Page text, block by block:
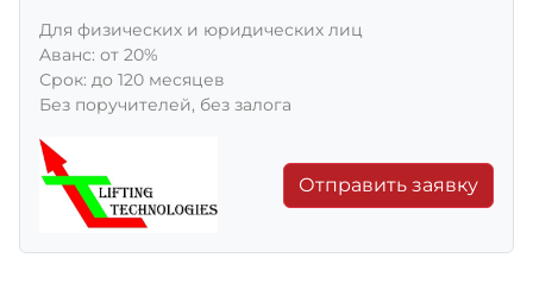
Для физических и юридических лиц
Aванс: от 20%
Срок: до 120 месяцев
Без поручителей, без залога
Отправить заявку